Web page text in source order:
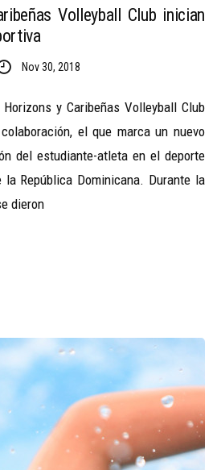
Volleyball Club inician
Nov 30, 2018
y Caribeñas Volleyball Club
el que marca un nuevo
del estudiante-atleta en el deporte
República Dominicana. Durante la
dieron